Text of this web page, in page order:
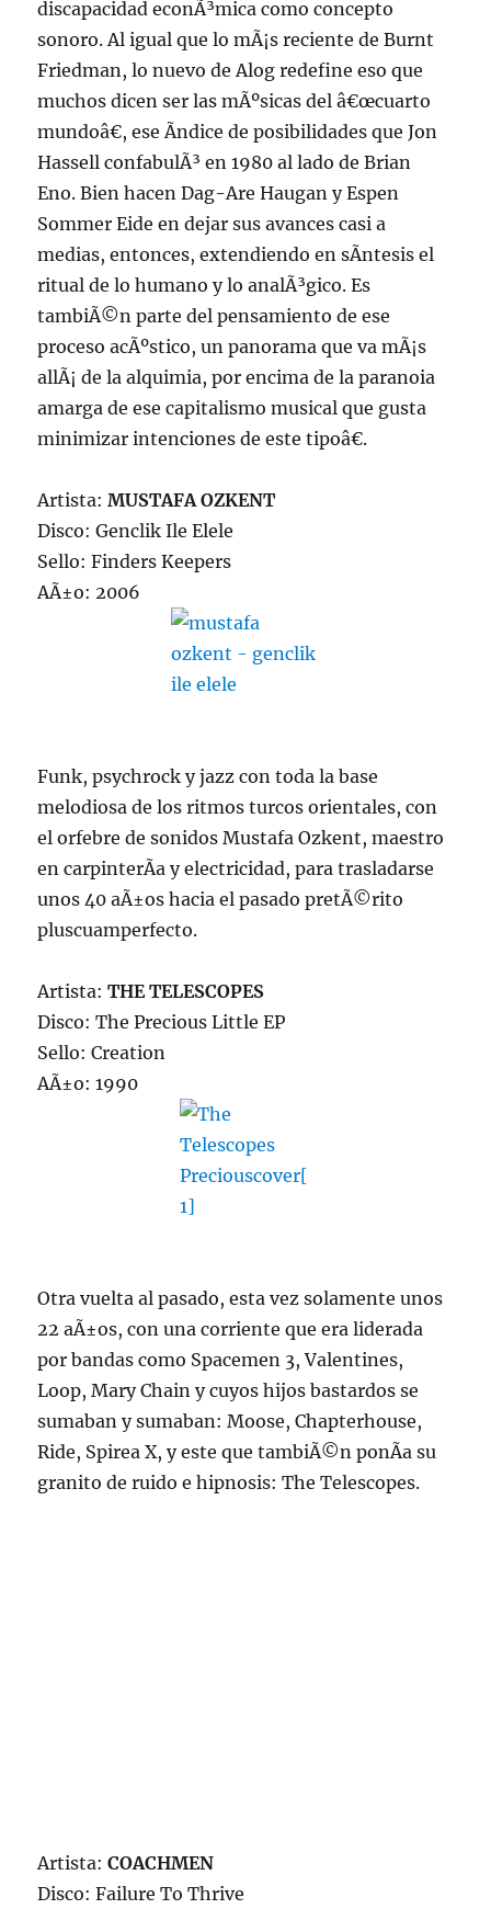
discapacidad econÃ³mica como concepto
sonoro. Al igual que lo mÃ¡s reciente de Burnt
Friedman, lo nuevo de Alog redefine eso que
muchos dicen ser las mÃºsicas del â€œcuarto
mundoâ€, ese Ã­ndice de posibilidades que Jon
Hassell confabulÃ³ en 1980 al lado de Brian
Eno. Bien hacen Dag-Are Haugan y Espen
Sommer Eide en dejar sus avances casi a
medias, entonces, extendiendo en sÃ­ntesis el
ritual de lo humano y lo analÃ³gico. Es
tambiÃ©n parte del pensamiento de ese
proceso acÃºstico, un panorama que va mÃ¡s
allÃ¡ de la alquimia, por encima de la paranoia
amarga de ese capitalismo musical que gusta
minimizar intenciones de este tipoâ€.
Artista:MUSTAFA OZKENT
Disco: Genclik Ile Elele
Sello: Finders Keepers
AÃ±o: 2006
Funk, psychrock y jazz con toda la base
melodiosa de los ritmos turcos orientales, con
el orfebre de sonidos Mustafa Ozkent, maestro
en carpinterÃ­a y electricidad, para trasladarse
unos 40 aÃ±os hacia el pasado pretÃ©rito
pluscuamperfecto.
Artista:THE TELESCOPES
Disco: The Precious Little EP
Sello: Creation
AÃ±o: 1990
Otra vuelta al pasado, esta vez solamente unos
22 aÃ±os, con una corriente que era liderada
por bandas como Spacemen 3, Valentines,
Loop, Mary Chain y cuyos hijos bastardos se
sumaban y sumaban: Moose, Chapterhouse,
Ride, Spirea X, y este que tambiÃ©n ponÃ­a su
granito de ruido e hipnosis: The Telescopes.
Artista:COACHMEN
Disco: Failure To Thrive